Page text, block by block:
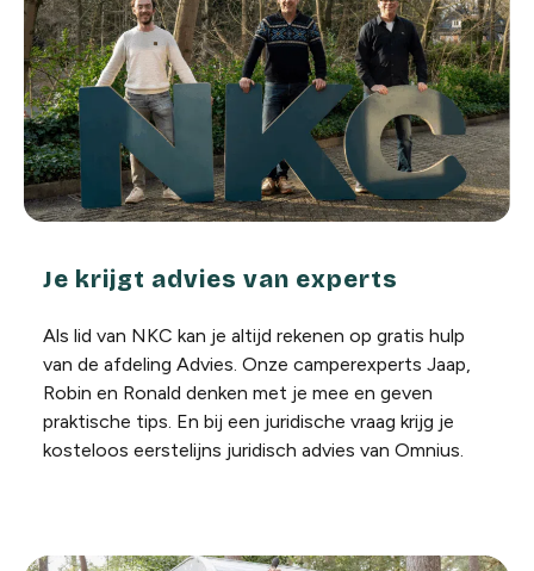
Je krijgt advies van experts
Als lid van NKC kan je altijd rekenen op gratis hulp
van de afdeling Advies. Onze camperexperts Jaap,
Robin en Ronald denken met je mee en geven
praktische tips. En bij een juridische vraag krijg je
kosteloos eerstelijns juridisch advies van Omnius.